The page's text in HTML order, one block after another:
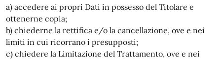
a) accedere ai propri Dati in possesso del Titolare e
ottenerne copia;
b) chiederne la rettifica e/o la cancellazione, ove e nei
limiti in cui ricorrano i presupposti;
c) chiedere la Limitazione del Trattamento, ove e nei